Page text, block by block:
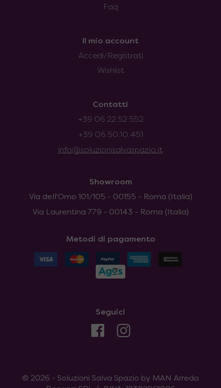
Faq
Il mio account
Accedi/Registrati
Wishlist
Contatti
+39 06.22.52.552
+39 06.50.10.451
info@soluzionisalvaspazio.it
Showroom
Via dell'Omo 101/105 - 00155 - Roma (Italia)
Via Laurentina 779 - 00143 - Roma (Italia)
Metodi di pagamento
Seguici
© 2026 - Soluzioni Salva Spazio by MAN Arreda